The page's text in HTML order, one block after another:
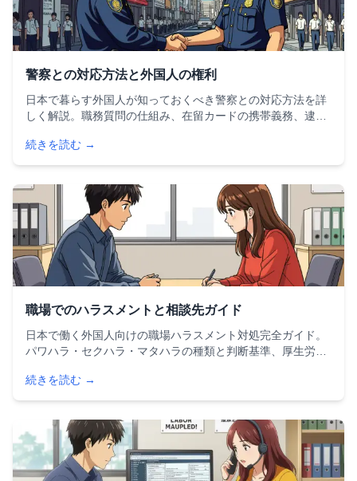
警察との対応方法と外国人の権利
日本で暮らす外国人が知っておくべき警察との対応方法を詳
しく解説。職務質問の仕組み、在留カードの携帯義務、逮捕
連絡先まで、実践的な情報を網羅しています。
続きを読む →
職場でのハラスメントと相談先ガイド
日本で働く外国人向けの職場ハラスメント対処完全ガイド。
パワハラ・セクハラ・マタハラの種類と判断基準、厚生労働
ナーなど具体的な相談窓口の利用方法、証拠の記録方法から
労働審判・訴訟などの法的手段まで詳しく解説します。
続きを読む →